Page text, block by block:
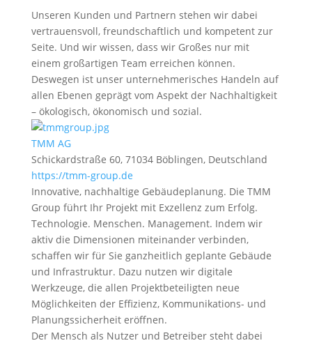
Unseren Kunden und Partnern stehen wir dabei
vertrauensvoll, freundschaftlich und kompetent zur
Seite. Und wir wissen, dass wir Großes nur mit
einem großartigen Team erreichen können.
Deswegen ist unser unternehmerisches Handeln auf
allen Ebenen geprägt vom Aspekt der Nachhaltigkeit
– ökologisch, ökonomisch und sozial.
TMM AG
Schickardstraße 60, 71034 Böblingen, Deutschland
https://tmm-group.de
Innovative, nachhaltige Gebäudeplanung. Die TMM
Group führt Ihr Projekt mit Exzellenz zum Erfolg.
Technologie. Menschen. Management. Indem wir
aktiv die Dimensionen miteinander verbinden,
schaffen wir für Sie ganzheitlich geplante Gebäude
und Infrastruktur. Dazu nutzen wir digitale
Werkzeuge, die allen Projektbeteiligten neue
Möglichkeiten der Effizienz, Kommunikations- und
Planungssicherheit eröffnen.
Der Mensch als Nutzer und Betreiber steht dabei